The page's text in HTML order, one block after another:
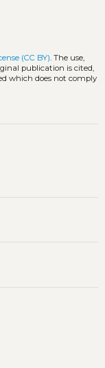
(CC BY). The use,
publication is cited,
which does not comply